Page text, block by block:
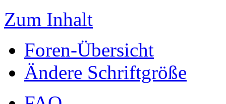
Zum Inhalt
Foren-Übersicht
Ändere Schriftgröße